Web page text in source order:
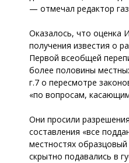
— отмечал редактор
Оказалось, что оценка
получения известия о
Первой всеобщей
более половины
г.7 о пересмотре
«по вопросам,
Они просили
составления «все
местностях
скрытно подавались в